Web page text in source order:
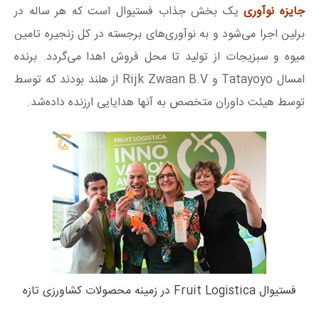
جایزه نوآورییک بخش جذاب فستیوال است که هر ساله در
برلین اجرا می‌شود و به نوآوری‌های برجسته در کل زنجیره تامین
میوه و سبزیجات از تولید تا محل فروش اهدا می‌گردد. برنده
امسال Tatayoyo و Rijk Zwaan B.V از هلند بودند که توسط
توسط هیئت داوران متخصص به آنها هدایایی ارزنده داده‌شد.
فستیوال Fruit Logistica در زمینه محصولات کشاورزی تازه